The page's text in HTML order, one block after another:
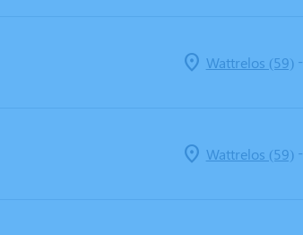
Wattrelos (59)-
Wattrelos (59)-